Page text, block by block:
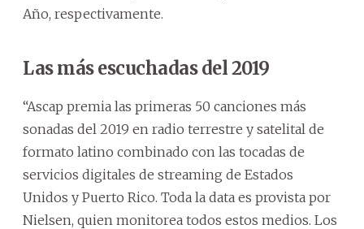
Año, respectivamente.
Las más escuchadas del 2019
“Ascap premia las primeras 50 canciones más
sonadas del 2019 en radio terrestre y satelital de
formato latino combinado con las tocadas de
servicios digitales de streaming de Estados
Unidos y Puerto Rico. Toda la data es provista por
Nielsen, quien monitorea todos estos medios. Los